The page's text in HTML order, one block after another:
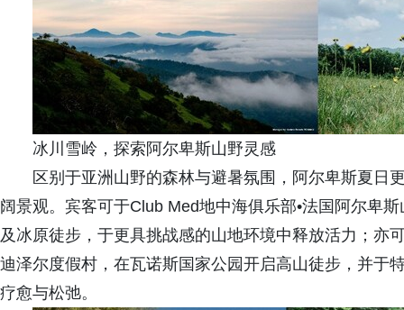
冰川雪岭，探索阿尔卑斯山野灵感
区别于亚洲山野的森林与避暑氛围，阿尔卑斯夏日
阔景观。宾客可于Club Med地中海俱乐部•法国阿尔卑
及冰原徒步，于更具挑战感的山地环境中释放活力；亦
迪泽尔度假村，在瓦诺斯国家公园开启高山徒步，并于
疗愈与松弛。